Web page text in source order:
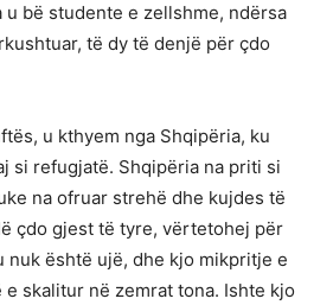
u bë studente e zellshme, ndërsa
të dy të denjë për çdo
u kthyem nga Shqipëria, ku
si refugjatë. Shqipëria na priti si
na ofruar strehë dhe kujdes të
çdo gjest të tyre, vërtetohej për
nuk është ujë, dhe kjo mikpritje e
skalitur në zemrat tona. Ishte kjo